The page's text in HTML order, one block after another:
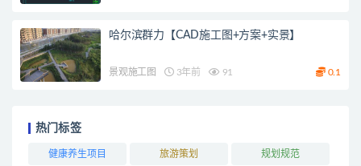
哈尔滨群力【CAD施工图+方案+实景】
景观施工图 3年前 91 0.1
热门标签
健康养生项目 旅游策划 规划规范